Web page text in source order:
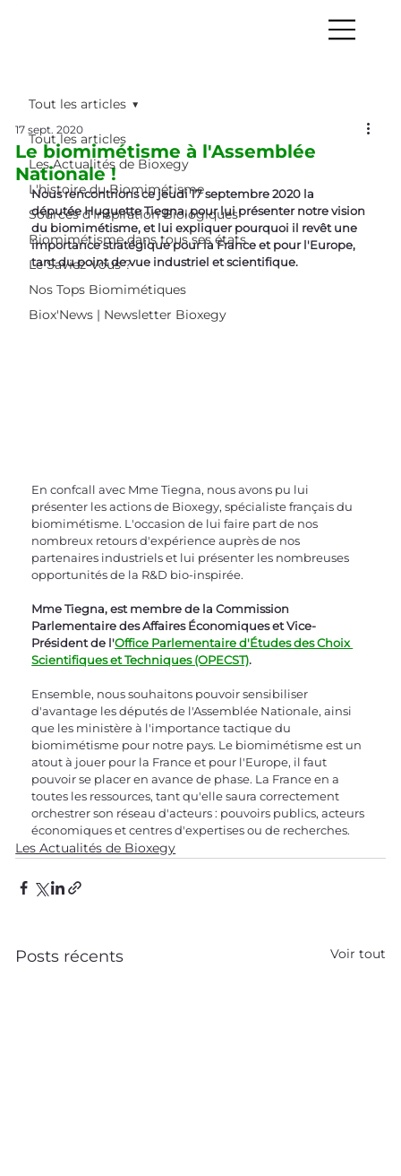
Tout les articles
Les Actualités de Bioxegy
L'histoire du Biomimétisme
Sources d’Inspiration Biologiques
Biomimétisme dans tous ses états
Le Saviez-Vous ?
Nos Tops Biomimétiques
Biox'News | Newsletter Bioxegy
Tout les articles
Le biomimétisme à l'Assemblée
Nationale !
17 sept. 2020
Nous rencontrions ce jeudi 17 septembre 2020 la
députée Huguette Tiegna, pour lui présenter notre vision
du biomimétisme, et lui expliquer pourquoi il revêt une
importance stratégique pour la France et pour l'Europe,
tant du point de vue industriel et scientifique.
En confcall avec Mme Tiegna, nous avons pu lui
présenter les actions de Bioxegy, spécialiste français du
biomimétisme. L'occasion de lui faire part de nos
nombreux retours d'expérience auprès de nos
partenaires industriels et lui présenter les nombreuses
opportunités de la R&D bio-inspirée.
Mme Tiegna, est membre de la Commission
Parlementaire des Affaires Économiques et Vice-
Président de l'Office Parlementaire d'Études des Choix
Scientifiques et Techniques (OPECST).
Ensemble, nous souhaitons pouvoir sensibiliser
d'avantage les députés de l'Assemblée Nationale, ainsi
que les ministère à l'importance tactique du
biomimétisme pour notre pays. Le biomimétisme est un
atout à jouer pour la France et pour l'Europe, il faut
pouvoir se placer en avance de phase. La France en a
toutes les ressources, tant qu'elle saura correctement
orchestrer son réseau d'acteurs : pouvoirs publics, acteurs
économiques et centres d'expertises ou de recherches.
Les Actualités de Bioxegy
Posts récents Voir tout